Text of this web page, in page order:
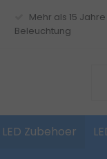
Mehr als 15
Beleuchtung
LED Zubehoer